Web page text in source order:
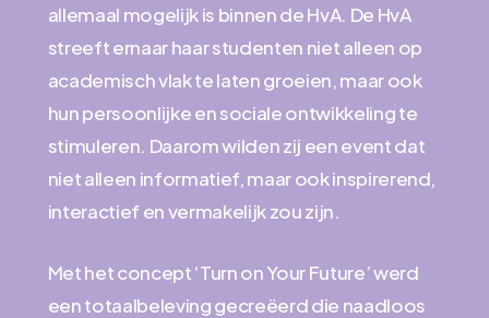
allemaal mogelijk is binnen de HvA. De HvA
streeft ernaar haar studenten niet alleen op
academisch vlak te laten groeien, maar ook
hun persoonlijke en sociale ontwikkeling te
stimuleren. Daarom wilden zij een event dat
niet alleen informatief, maar ook inspirerend,
interactief en vermakelijk zou zijn.
Met het concept ‘Turn on Your Future’ werd
een totaalbeleving gecreëerd die naadloos